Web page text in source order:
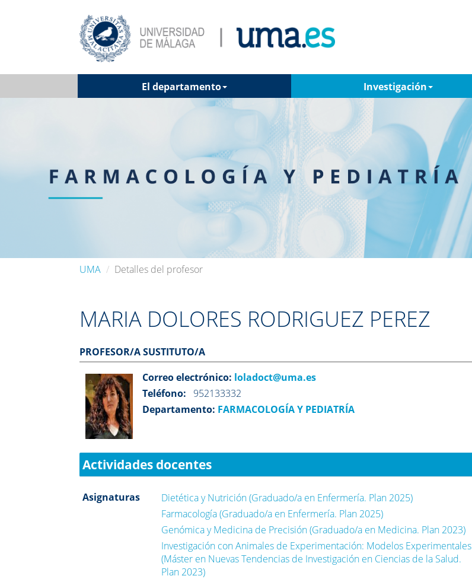
El departamento Investigación
UMA Detalles del profesor
MARIA DOLORES RODRIGUEZ PEREZ
PROFESOR/A SUSTITUTO/A
Correo electrónico: loladoct@uma.es
Teléfono: 952133332
Departamento: FARMACOLOGÍA Y PEDIATRÍA
Actividades docentes
Asignaturas
Dietética y Nutrición (Graduado/a en Enfermería. Plan 2025)
Farmacología (Graduado/a en Enfermería. Plan 2025)
Genómica y Medicina de Precisión (Graduado/a en Medicina. Plan 2023)
Investigación con Animales de Experimentación: Modelos Experimentales
(Máster en Nuevas Tendencias de Investigación en Ciencias de la Salud.
Plan 2023)